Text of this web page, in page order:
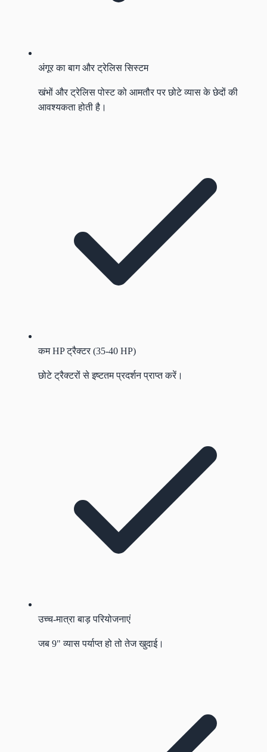
अंगूर का बाग और ट्रेलिस सिस्टम
खंभों और ट्रेलिस पोस्ट को आमतौर पर छोटे व्यास के छेदों की
आवश्यकता होती है।
कम HP ट्रैक्टर (35-40 HP)
छोटे ट्रैक्टरों से इष्टतम प्रदर्शन प्राप्त करें।
उच्च-मात्रा बाड़ परियोजनाएं
जब 9" व्यास पर्याप्त हो तो तेज खुदाई।